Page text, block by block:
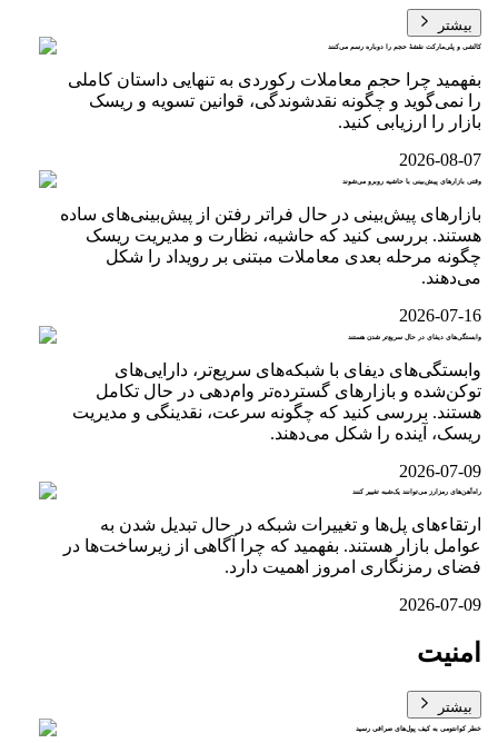
بیشتر
کالشی و پلی‌مارکت نقشهٔ حجم را دوباره رسم می‌کنند
بفهمید چرا حجم معاملات رکوردی به تنهایی داستان کاملی
را نمی‌گوید و چگونه نقدشوندگی، قوانین تسویه و ریسک
بازار را ارزیابی کنید.
2026-08-07
وقتی بازارهای پیش‌بینی با حاشیه روبرو می‌شوند
بازارهای پیش‌بینی در حال فراتر رفتن از پیش‌بینی‌های ساده
هستند. بررسی کنید که حاشیه، نظارت و مدیریت ریسک
چگونه مرحله بعدی معاملات مبتنی بر رویداد را شکل
می‌دهند.
2026-07-16
وابستگی‌های دیفای در حال سریع‌تر شدن هستند
وابستگی‌های دیفای با شبکه‌های سریع‌تر، دارایی‌های
توکن‌شده و بازارهای گسترده‌تر وام‌دهی در حال تکامل
هستند. بررسی کنید که چگونه سرعت، نقدینگی و مدیریت
ریسک، آینده را شکل می‌دهند.
2026-07-09
راه‌آهن‌های رمزارز می‌توانند یک‌شبه تغییر کنند
ارتقاءهای پل‌ها و تغییرات شبکه در حال تبدیل شدن به
عوامل بازار هستند. بفهمید که چرا آگاهی از زیرساخت‌ها در
فضای رمزنگاری امروز اهمیت دارد.
2026-07-09
امنیت
بیشتر
خطر کوانتومی به کیف پول‌های صرافی رسید